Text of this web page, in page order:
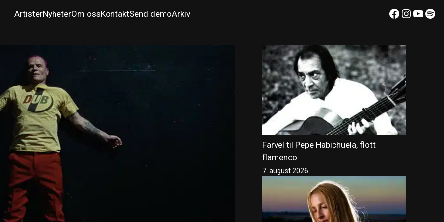
ArtisterNyheterOm ossKontaktSend demoArkiv Facebook
Farvel til Pepe Habichuela, flott
flamenco
7. august 2026